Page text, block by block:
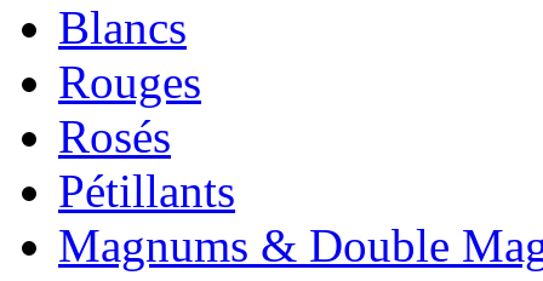
Blancs
Rouges
Rosés
Pétillants
Magnums & Double